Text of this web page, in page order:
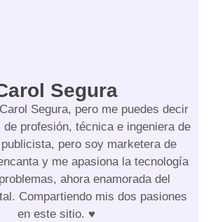
Segura
Segura, pero me puedes decir
de profesión, técnica e ingeniera de
pero soy marketera de
y me apasiona la tecnología
ahora enamorada del
Compartiendo mis dos pasiones
en este sitio. ♥